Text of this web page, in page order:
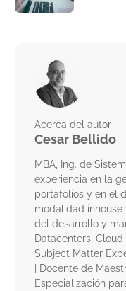
Acerca del autor
Cesar Bellido
MBA, Ing. de
experiencia en la
portafolios y en el
modalidad
del desarrollo y
Datacenters, Cloud
Subject Matter
| Docente de
Especialización